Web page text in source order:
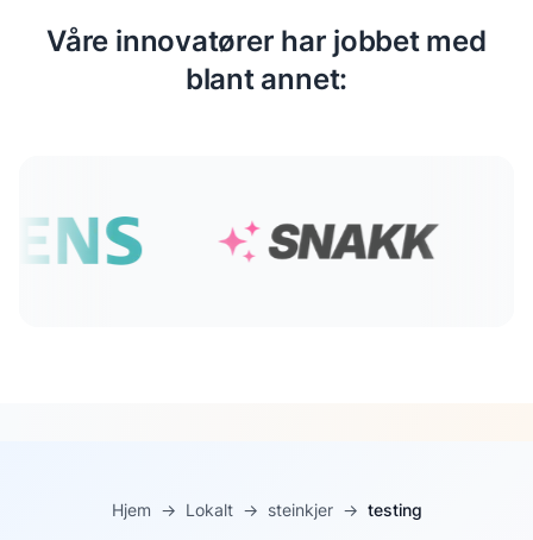
Våre innovatører har jobbet med
blant annet:
Hjem → Lokalt → steinkjer → testing